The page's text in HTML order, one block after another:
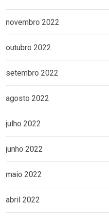
novembro 2022
outubro 2022
setembro 2022
agosto 2022
julho 2022
junho 2022
maio 2022
abril 2022